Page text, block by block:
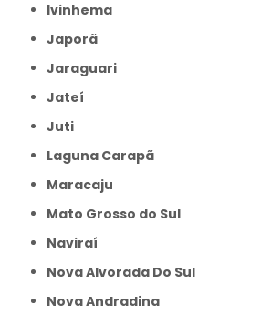
Ivinhema
Japorã
Jaraguari
Jateí
Juti
Laguna Carapã
Maracaju
Mato Grosso do Sul
Naviraí
Nova Alvorada Do Sul
Nova Andradina